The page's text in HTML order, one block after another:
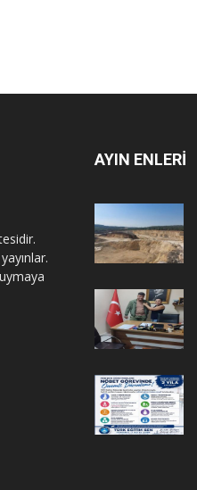
AYIN ENLERİ